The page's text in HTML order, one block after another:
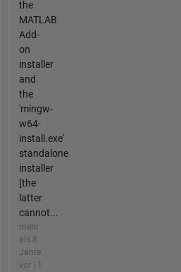
the
MATLAB
Add-
on
installer
and
the
'mingw-
w64-
install.exe'
standalone
installer
[the
latter
cannot...
mehr
als 8
Jahre
vor | 1